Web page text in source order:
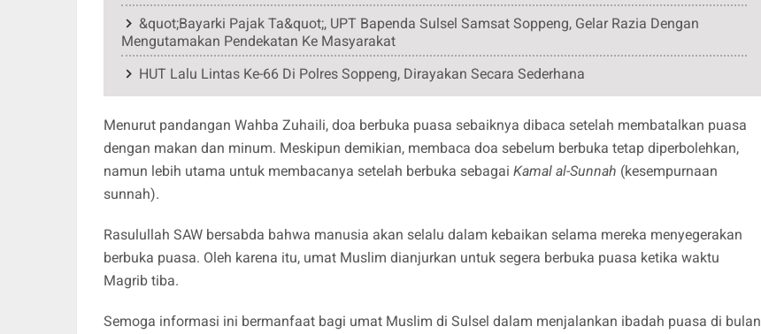
&quot;Bayarki Pajak Ta&quot;, UPT Bapenda Sulsel Samsat Soppeng, Gelar Razia Dengan
Mengutamakan Pendekatan Ke Masyarakat
HUT Lalu Lintas Ke-66 Di Polres Soppeng, Dirayakan Secara Sederhana
Menurut pandangan Wahba Zuhaili, doa berbuka puasa sebaiknya dibaca setelah membatalkan puasa
dengan makan dan minum. Meskipun demikian, membaca doa sebelum berbuka tetap diperbolehkan,
namun lebih utama untuk membacanya setelah berbuka sebagai Kamal al-Sunnah (kesempurnaan
sunnah).
Rasulullah SAW bersabda bahwa manusia akan selalu dalam kebaikan selama mereka menyegerakan
berbuka puasa. Oleh karena itu, umat Muslim dianjurkan untuk segera berbuka puasa ketika waktu
Magrib tiba.
Semoga informasi ini bermanfaat bagi umat Muslim di Sulsel dalam menjalankan ibadah puasa di bulan